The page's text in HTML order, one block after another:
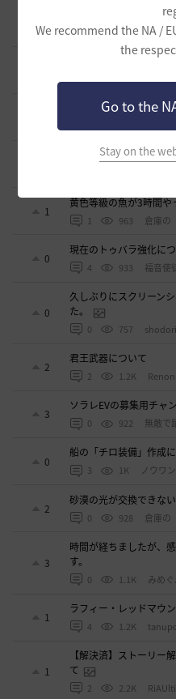
We recommend the NA /
the
Go to the
Stay on the
3
ドーサやソーサレスの
0 821 無敵で
2 866 マサ
ワロタwwww
ベテラン募集
1
黄色等級の魚が3時間
1 963 倉庫の
0
現在のトゥバラ強化に
4 933 福音使
0
久しぶりにスクリーン
た。
0 757
2
君王武器について
2 1.2K Renon
3
ソラレEVの募集用チャ
0 922 無敵で
0
船の「チロ装備」作成
3 1K ノウワン
2
砂漠の光が交換できない
0 928 倉庫の
3
時間が経ちましたが、
す。
0 1.1K みめ
1
ラフィー・レッドマウ
4 1.2K
1
【解決済】ストーリー
て
2 2.2K